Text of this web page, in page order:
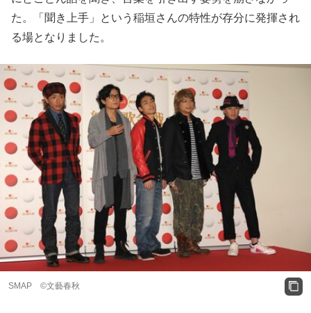
た。「聞き上手」という稲垣さんの特性が存分に発揮され
る場となりました。
SMAP ©文藝春秋